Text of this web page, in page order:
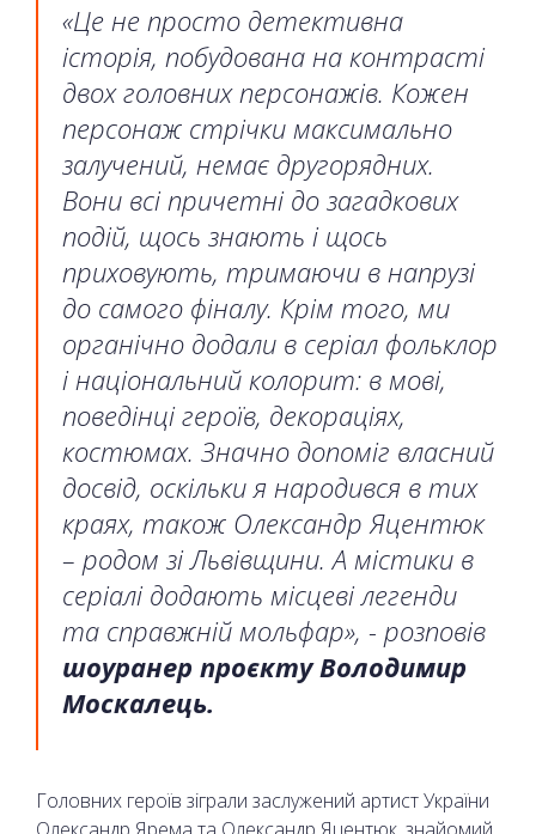
«Це не просто детективна
історія, побудована на контрасті
двох головних персонажів. Кожен
персонаж стрічки максимально
залучений, немає другорядних.
Вони всі причетні до загадкових
подій, щось знають і щось
приховують, тримаючи в напрузі
до самого фіналу. Крім того, ми
органічно додали в серіал фольклор
і національний колорит: в мові,
поведінці героїв, декораціях,
костюмах. Значно допоміг власний
досвід, оскільки я народився в тих
краях, також Олександр Яцентюк
– родом зі Львівщини. А містики в
серіалі додають місцеві легенди
та справжній мольфар», - розповів
шоуранер проєкту Володимир
Москалець.
Головних героїв зіграли заслужений артист України